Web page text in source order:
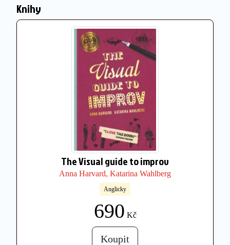
Knihy
The Visual guide to improv
Anna Harvard, Katarina Wahlberg
Anglicky
690 Kč
Koupit